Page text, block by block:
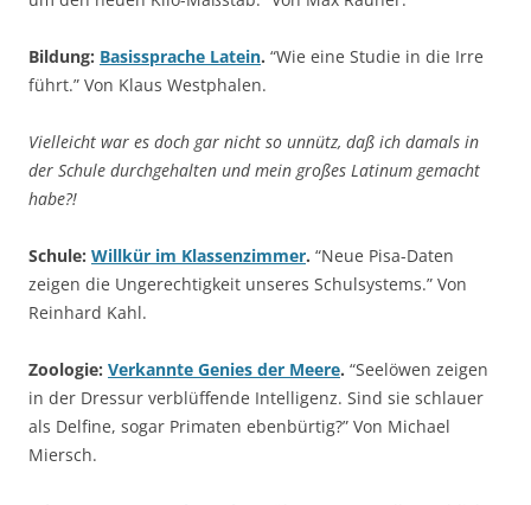
Bildung: Basissprache Latein. “Wie eine Studie in die Irre
führt.” Von Klaus Westphalen.
Vielleicht war es doch gar nicht so unnütz, daß ich damals in
der Schule durchgehalten und mein großes Latinum gemacht
habe?!
Schule: Willkür im Klassenzimmer. “Neue Pisa-Daten
zeigen die Ungerechtigkeit unseres Schulsystems.” Von
Reinhard Kahl.
Zoologie: Verkannte Genies der Meere. “Seelöwen zeigen
in der Dressur verblüffende Intelligenz. Sind sie schlauer
als Delfine, sogar Primaten ebenbürtig?” Von Michael
Miersch.